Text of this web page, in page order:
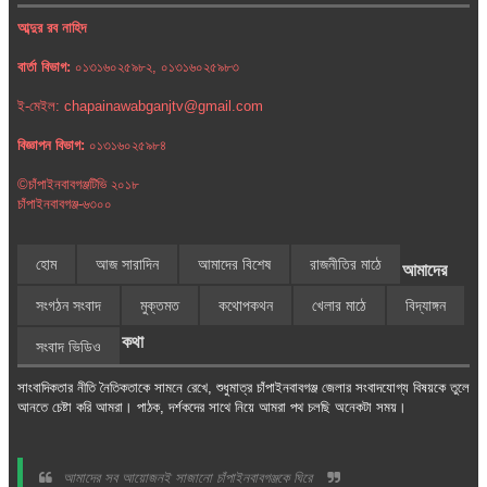
আব্দুর রব নাহিদ
বার্তা বিভাগ: ০১৩১৬০২৫৯৮২, ০১৩১৬০২৫৯৮৩
ই-মেইল: chapainawabganjtv@gmail.com
বিজ্ঞাপন বিভাগ: ০১৩১৬০২৫৯৮৪
©চাঁপাইনবাবগঞ্জটিভি ২০১৮
চাঁপাইনবাবগঞ্জ-৬৩০০
হোম আজ সারাদিন আমাদের বিশেষ রাজনীতির মাঠে
সংগঠন সংবাদ মুক্তমত কথোপকথন খেলার মাঠে বিদ্যাঙ্গন
সংবাদ ভিডিও
আমাদের
কথা
সাংবাদিকতার নীতি নৈতিকতাকে সামনে রেখে, শুধুমাত্র চাঁপাইনবাবগঞ্জ জেলার সংবাদযোগ্য বিষয়কে তুলে
আনতে চেষ্টা করি আমরা। পাঠক, দর্শকদের সাথে নিয়ে আমরা পথ চলছি অনেকটা সময়।
আমাদের সব আয়োজনই সাজানো চাঁপাইনবাবগঞ্জকে ঘিরে